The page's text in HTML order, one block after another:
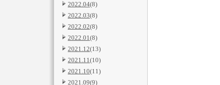
2022.04(8)
2022.03(8)
2022.02(8)
2022.01(8)
2021.12(13)
2021.11(10)
2021.10(11)
2021.09(9)